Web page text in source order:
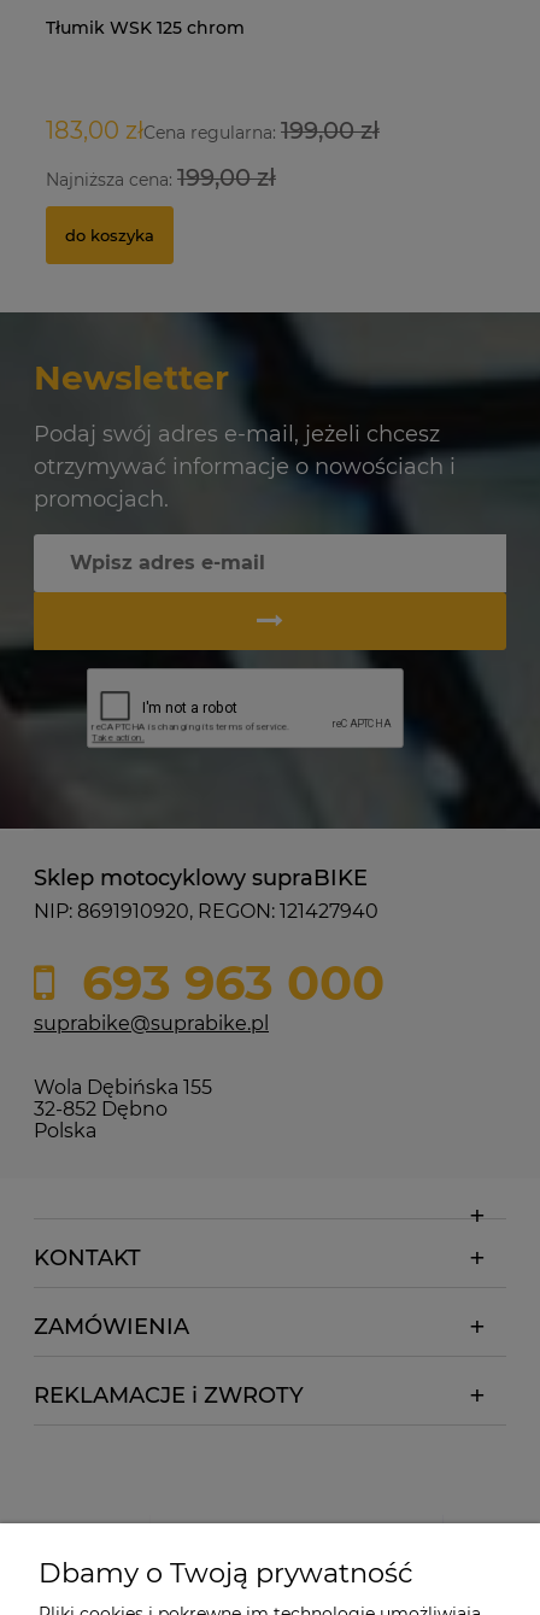
Tłumik WSK 125 chrom
183,00 złCena regularna: 199,00 zł
Najniższa cena: 199,00 zł
do koszyka
Newsletter
Podaj swój adres e-mail, jeżeli chcesz
otrzymywać informacje o nowościach i
promocjach.
Sklep motocyklowy supraBIKE
NIP: 8691910920, REGON: 121427940
693 963 000
suprabike@suprabike.pl
Wola Dębińska 155
32-852 Dębno
Polska
KONTAKT
ZAMÓWIENIA
REKLAMACJE i ZWROTY
Dbamy o Twoją prywatność